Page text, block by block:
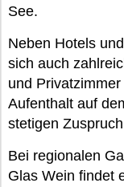
See.
Neben Hotels
sich auch
und
Aufenthalt auf
stetigen
Bei regionalen
Glas Wein findet